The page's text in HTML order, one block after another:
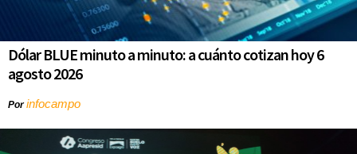
Dólar BLUE minuto a minuto: a cuánto cotizan hoy 6
agosto 2026
Porinfocampo